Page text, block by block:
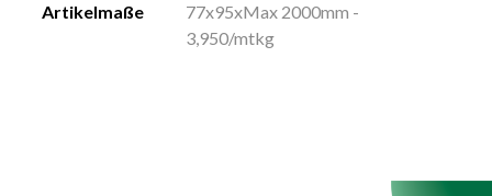
Artikelmaße
77x95xMax 2000mm -
3,950/mtkg